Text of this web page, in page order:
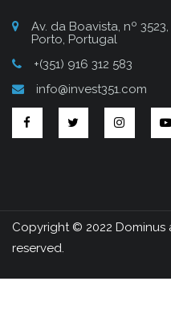
Av. da Boavista, nº
Porto, Portugal
+(351) 916 312 583
info@invest351.com
Copyright © 2022 Dominus
reserved.